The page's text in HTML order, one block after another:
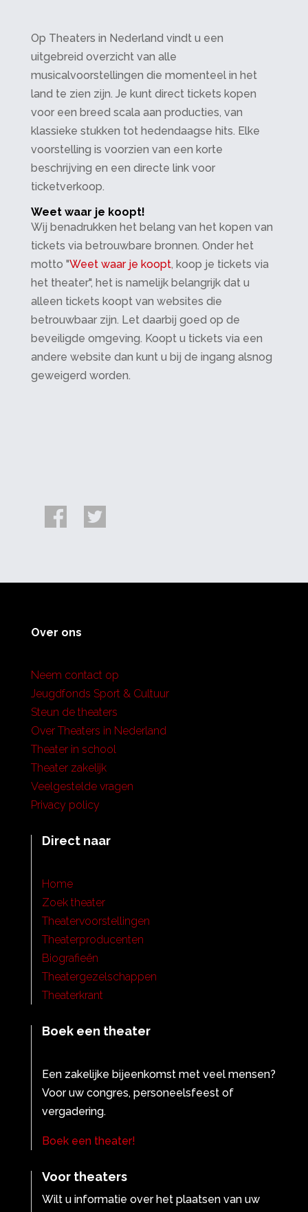
Op Theaters in Nederland vindt u een
uitgebreid overzicht van alle
musicalvoorstellingen die momenteel in het
land te zien zijn. Je kunt direct tickets kopen
voor een breed scala aan producties, van
klassieke stukken tot hedendaagse hits. Elke
voorstelling is voorzien van een korte
beschrijving en een directe link voor
ticketverkoop.
Weet waar je koopt!
Wij benadrukken het belang van het kopen van
tickets via betrouwbare bronnen. Onder het
motto "Weet waar je koopt, koop je tickets via
het theater", het is namelijk belangrijk dat u
alleen tickets koopt van websites die
betrouwbaar zijn. Let daarbij goed op de
beveiligde omgeving. Koopt u tickets via een
andere website dan kunt u bij de ingang alsnog
geweigerd worden.
Over ons
Neem contact op
Jeugdfonds Sport & Cultuur
Steun de theaters
Over Theaters in Nederland
Theater in school
Theater zakelijk
Veelgestelde vragen
Privacy policy
Direct naar
Home
Zoek theater
Theatervoorstellingen
Theaterproducenten
Biografieën
Theatergezelschappen
Theaterkrant
Boek een theater
Een zakelijke bijeenkomst met veel mensen?
Voor uw congres, personeelsfeest of
vergadering.
Boek een theater!
Voor theaters
Wilt u informatie over het plaatsen van uw